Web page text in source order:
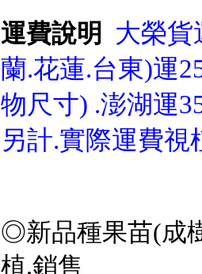
運費說明
大榮貨
蘭.花蓮.台東)運
物尺寸) .澎湖運
另計.實際運費
◎新品種果苗(成
植.銷售